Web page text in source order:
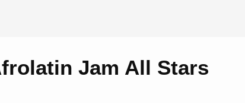
Jam All Stars